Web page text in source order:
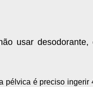
usar
pélvica é preciso